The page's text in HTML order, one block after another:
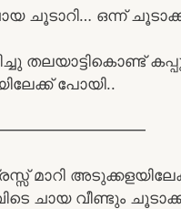
ചൂടാറി… ഒന്ന്
തലയാട്ടികൊണ്ട്
പോയി..
മാറി
ചായ വീണ്ടും